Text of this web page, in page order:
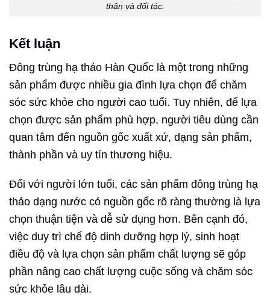
thân và đối tác.
Kết luận
Đông trùng hạ thảo Hàn Quốc là một trong những
sản phẩm được nhiều gia đình lựa chọn để chăm
sóc sức khỏe cho người cao tuổi. Tuy nhiên, để lựa
chọn được sản phẩm phù hợp, người tiêu dùng cần
quan tâm đến nguồn gốc xuất xứ, dạng sản phẩm,
thành phần và uy tín thương hiệu.
Đối với người lớn tuổi, các sản phẩm đông trùng hạ
thảo dạng nước có nguồn gốc rõ ràng thường là lựa
chọn thuận tiện và dễ sử dụng hơn. Bên cạnh đó,
việc duy trì chế độ dinh dưỡng hợp lý, sinh hoạt
điều độ và lựa chọn sản phẩm chất lượng sẽ góp
phần nâng cao chất lượng cuộc sống và chăm sóc
sức khỏe lâu dài.